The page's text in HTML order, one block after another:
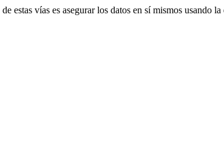
estas vías es asegurar los datos en sí mismos usando la